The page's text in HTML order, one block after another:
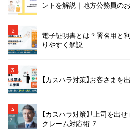
ントを解説｜地方公務員の
2
電子証明書とは？署名用と
りやすく解説
3
【カスハラ対策】お客さまを
4
【カスハラ対策】「上司を出
クレーム対応術 ７